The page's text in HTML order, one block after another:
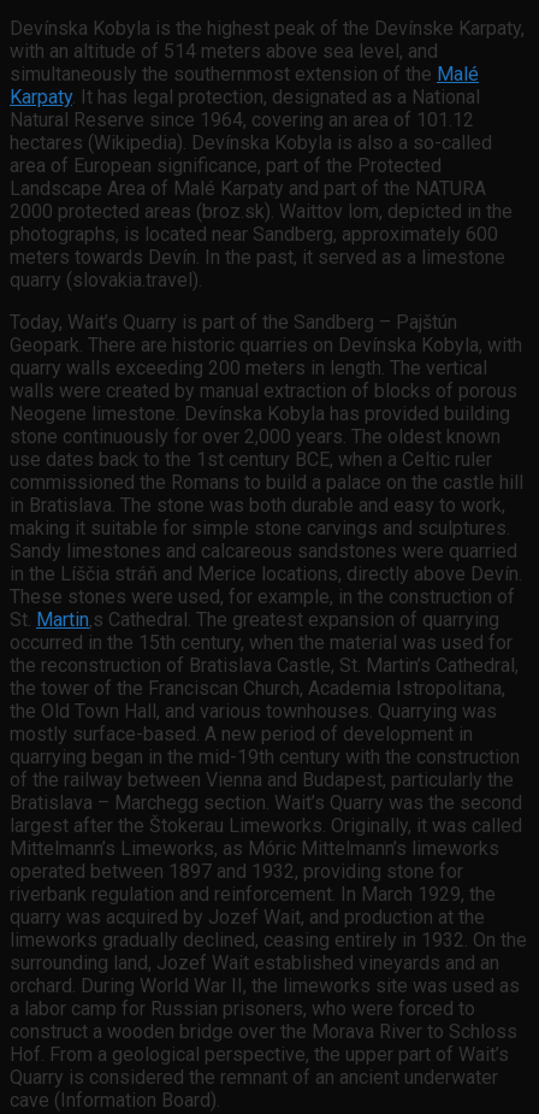
Devínska Kobyla is the highest peak of the Devínske Karpaty,
with an altitude of 514 meters above sea level, and
simultaneously the southernmost extension of the Malé
Karpaty. It has legal protection, designated as a National
Natural Reserve since 1964, covering an area of 101.12
hectares (Wikipedia). Devínska Kobyla is also a so-called
area of European significance, part of the Protected
Landscape Area of Malé Karpaty and part of the NATURA
2000 protected areas (broz.sk). Waittov lom, depicted in the
photographs, is located near Sandberg, approximately 600
meters towards Devín. In the past, it served as a limestone
quarry (slovakia.travel).
Today, Wait’s Quarry is part of the Sandberg – Pajštún
Geopark. There are historic quarries on Devínska Kobyla, with
quarry walls exceeding 200 meters in length. The vertical
walls were created by manual extraction of blocks of porous
Neogene limestone. Devínska Kobyla has provided building
stone continuously for over 2,000 years. The oldest known
use dates back to the 1st century BCE, when a Celtic ruler
commissioned the Romans to build a palace on the castle hill
in Bratislava. The stone was both durable and easy to work,
making it suitable for simple stone carvings and sculptures.
Sandy limestones and calcareous sandstones were quarried
in the Líščia stráň and Merice locations, directly above Devín.
These stones were used, for example, in the construction of
St. Martin‚s Cathedral. The greatest expansion of quarrying
occurred in the 15th century, when the material was used for
the reconstruction of Bratislava Castle, St. Martin’s Cathedral,
the tower of the Franciscan Church, Academia Istropolitana,
the Old Town Hall, and various townhouses. Quarrying was
mostly surface-based. A new period of development in
quarrying began in the mid-19th century with the construction
of the railway between Vienna and Budapest, particularly the
Bratislava – Marchegg section. Wait’s Quarry was the second
largest after the Štokerau Limeworks. Originally, it was called
Mittelmann’s Limeworks, as Móric Mittelmann’s limeworks
operated between 1897 and 1932, providing stone for
riverbank regulation and reinforcement. In March 1929, the
quarry was acquired by Jozef Wait, and production at the
limeworks gradually declined, ceasing entirely in 1932. On the
surrounding land, Jozef Wait established vineyards and an
orchard. During World War II, the limeworks site was used as
a labor camp for Russian prisoners, who were forced to
construct a wooden bridge over the Morava River to Schloss
Hof. From a geological perspective, the upper part of Wait’s
Quarry is considered the remnant of an ancient underwater
cave (Information Board).